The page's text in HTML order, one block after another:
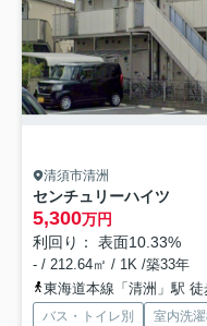
清須市清洲
センチュリーハイツ
5,300万円
利回り： 表面10.33%
- / 212.64㎡ / 1K /築33年
東海道本線「清洲」駅 徒
バス・トイレ別 室内洗